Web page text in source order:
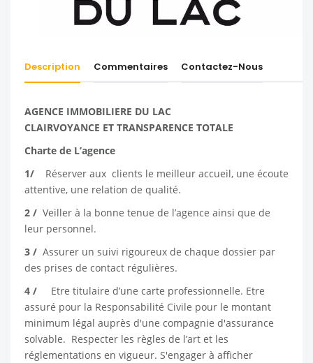
Description Commentaires Contactez-Nous
AGENCE IMMOBILIERE DU LAC
CLAIRVOYANCE ET TRANSPARENCE TOTALE
Charte de L’agence
1/
Réserver aux clients le meilleur accueil, une écoute
attentive, une relation de qualité.
2 / Veiller à la bonne tenue de l’agence ainsi que de
leur personnel.
3 / Assurer un suivi rigoureux de chaque dossier par
des prises de contact régulières.
4 / Etre titulaire d’une carte professionnelle. Etre
assuré pour la Responsabilité Civile pour le montant
minimum légal auprès d'une compagnie d'assurance
solvable. Respecter les règles de l’art et les
réglementations en vigueur. S'engager à afficher